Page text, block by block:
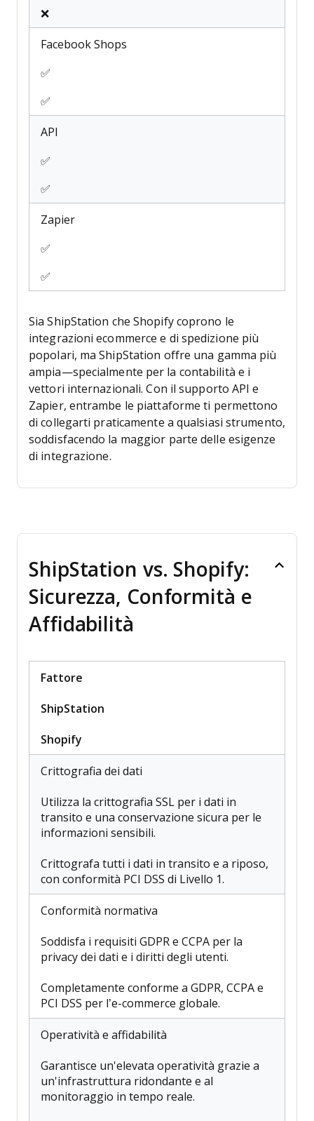
❌
Facebook Shops
✅
✅
API
✅
✅
Zapier
✅
✅
Sia ShipStation che Shopify coprono le
integrazioni ecommerce e di spedizione più
popolari, ma ShipStation offre una gamma più
ampia—specialmente per la contabilità e i
vettori internazionali. Con il supporto API e
Zapier, entrambe le piattaforme ti permettono
di collegarti praticamente a qualsiasi strumento,
soddisfacendo la maggior parte delle esigenze
di integrazione.
ShipStation vs. Shopify:
Sicurezza, Conformità e
Affidabilità
Fattore
ShipStation
Shopify
Crittografia dei dati
Utilizza la crittografia SSL per i dati in
transito e una conservazione sicura per le
informazioni sensibili.
Crittografa tutti i dati in transito e a riposo,
con conformità PCI DSS di Livello 1.
Conformità normativa
Soddisfa i requisiti GDPR e CCPA per la
privacy dei dati e i diritti degli utenti.
Completamente conforme a GDPR, CCPA e
PCI DSS per l’e-commerce globale.
Operatività e affidabilità
Garantisce un'elevata operatività grazie a
un'infrastruttura ridondante e al
monitoraggio in tempo reale.